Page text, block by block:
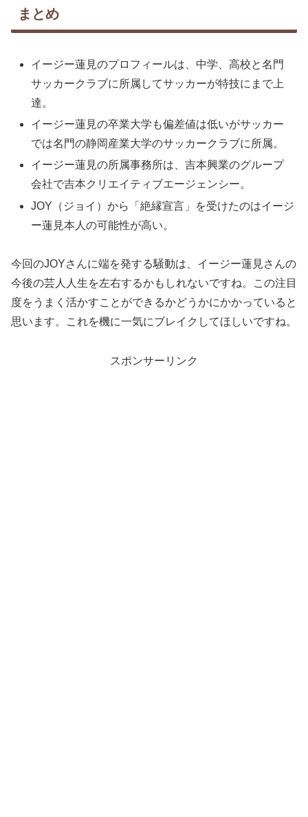
まとめ
イージー蓮見のプロフィールは、中学、高校と名門
サッカークラブに所属してサッカーが特技にまで上
達。
イージー蓮見の卒業大学も偏差値は低いがサッカー
では名門の静岡産業大学のサッカークラブに所属。
イージー蓮見の所属事務所は、吉本興業のグループ
会社で吉本クリエイティブエージェンシー。
JOY（ジョイ）から「絶縁宣言」を受けたのはイージ
ー蓮見本人の可能性が高い。
今回のJOYさんに端を発する騒動は、イージー蓮見さんの
今後の芸人人生を左右するかもしれないですね。この注目
度をうまく活かすことができるかどうかにかかっていると
思います。これを機に一気にブレイクしてほしいですね。
スポンサーリンク